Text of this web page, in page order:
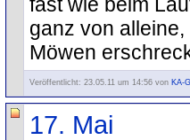
ganz von
Möwen
Veröffentlicht: 23.05.11 um 14:56 von KA-
17. Mai